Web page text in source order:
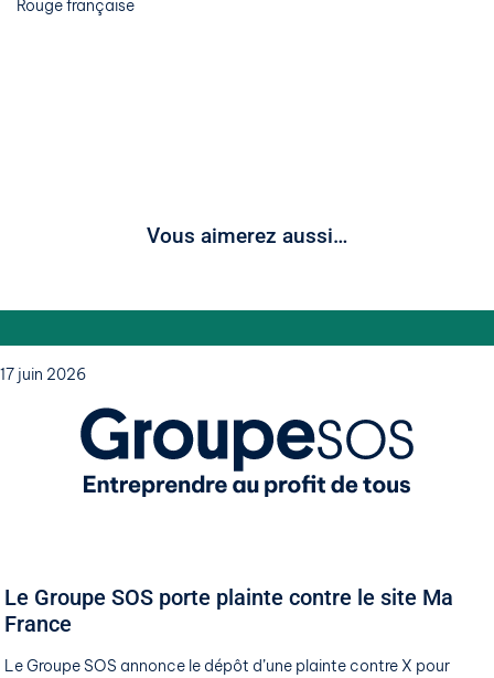
Rouge française
Vous aimerez aussi…
17 juin 2026
Le Groupe SOS porte plainte contre le site Ma
France
Le Groupe SOS annonce le dépôt d’une plainte contre X pour